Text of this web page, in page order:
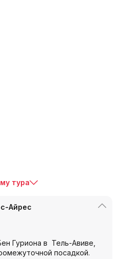
тура
Айрес
Гуриона в Тель-Авиве,
посадкой.